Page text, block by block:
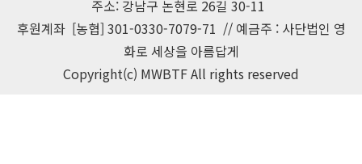
주소: 강남구 논현로 26길 30-11
후원계좌 [농협] 301-0330-7079-71 // 예금주 : 사단법인 영
화로 세상을 아름답게
Copyright(c) MWBTF All rights reserved